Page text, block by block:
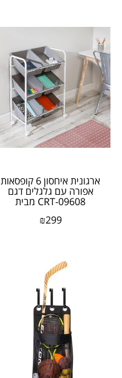
ארגונית איחסון 6 קופסאות
אפורה עם גלגלים דגם
CRT-09608 מבית
₪299